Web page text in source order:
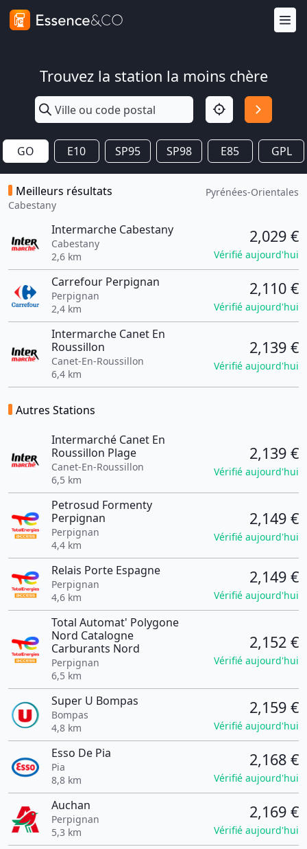
Trouvez la station la moins chère
GO E10 SP95 SP98 E85 GPL
Meilleurs résultats
Cabestany
Pyrénées-Orientales
Intermarche Cabestany
Cabestany
2,6 km
2,029 €
Vérifié aujourd'hui
Carrefour Perpignan
Perpignan
2,4 km
2,110 €
Vérifié aujourd'hui
Intermarche Canet En
Roussillon
Canet-En-Roussillon
6,4 km
2,139 €
Vérifié aujourd'hui
Autres Stations
Intermarché Canet En
Roussillon Plage
Canet-En-Roussillon
6,5 km
2,139 €
Vérifié aujourd'hui
Petrosud Formenty
Perpignan
Perpignan
4,4 km
2,149 €
Vérifié aujourd'hui
Relais Porte Espagne
Perpignan
4,6 km
2,149 €
Vérifié aujourd'hui
Total Automat' Polygone
Nord Catalogne
Carburants Nord
Perpignan
6,5 km
2,152 €
Vérifié aujourd'hui
Super U Bompas
Bompas
4,8 km
2,159 €
Vérifié aujourd'hui
Esso De Pia
Pia
8,8 km
2,168 €
Vérifié aujourd'hui
Auchan
Perpignan
5,3 km
2,169 €
Vérifié aujourd'hui